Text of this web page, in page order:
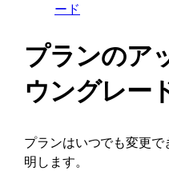
ード
プランのア
ウングレー
プランはいつでも変更
明します。